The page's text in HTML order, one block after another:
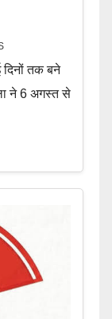
तक बने
ने 6 अगस्त से